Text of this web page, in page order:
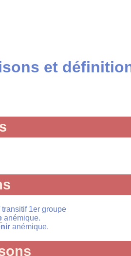
et
transitif 1er groupe
anémique.
anémique.